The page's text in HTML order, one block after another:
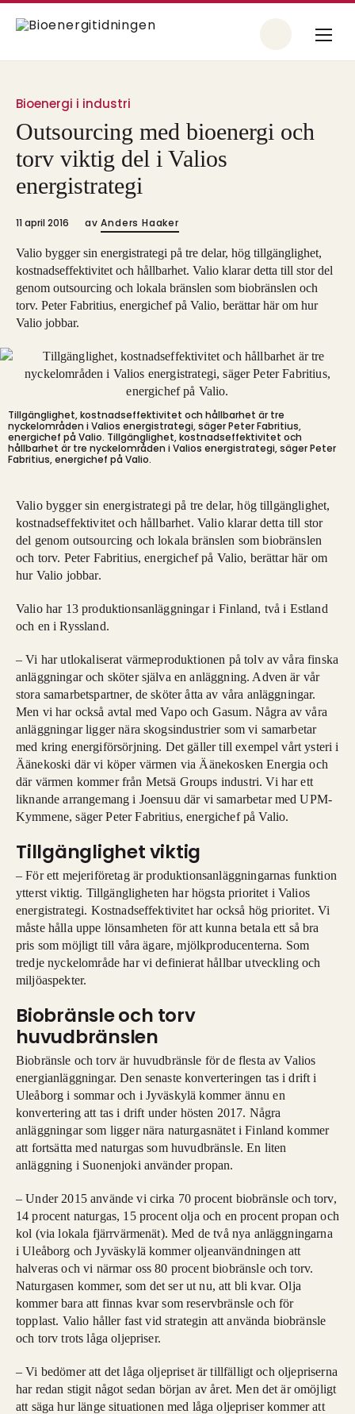
Bioenergi i industri
Outsourcing med bioenergi och
torv viktig del i Valios
energistrategi
11 april 2016 av Anders Haaker
Valio bygger sin energistrategi på tre delar, hög tillgänglighet,
kostnadseffektivitet och hållbarhet. Valio klarar detta till stor del
genom outsourcing och lokala bränslen som biobränslen och
torv. Peter Fabritius, energichef på Valio, berättar här om hur
Valio jobbar.
Tillgänglighet, kostnadseffektivitet och hållbarhet är tre
nyckelområden i Valios energistrategi, säger Peter Fabritius,
energichef på Valio. Tillgänglighet, kostnadseffektivitet och
hållbarhet är tre nyckelområden i Valios energistrategi, säger Peter
Fabritius, energichef på Valio.
Valio bygger sin energistrategi på tre delar, hög tillgänglighet,
kostnadseffektivitet och hållbarhet. Valio klarar detta till stor
del genom outsourcing och lokala bränslen som biobränslen
och torv. Peter Fabritius, energichef på Valio, berättar här om
hur Valio jobbar.
Valio har 13 produktionsanläggningar i Finland, två i Estland
och en i Ryssland.
– Vi har utlokaliserat värmeproduktionen på tolv av våra finska
anläggningar och sköter själva en anläggning. Adven är vår
stora samarbetspartner, de sköter åtta av våra anläggningar.
Men vi har också avtal med Vapo och Gasum. Några av våra
anläggningar ligger nära skogsindustrier som vi samarbetar
med kring energiförsörjning. Det gäller till exempel vårt ysteri i
Äänekoski där vi köper värmen via Äänekosken Energia och
där värmen kommer från Metsä Groups industri. Vi har ett
liknande arrangemang i Joensuu där vi samarbetar med UPM-
Kymmene, säger Peter Fabritius, energichef på Valio.
Tillgänglighet viktig
– För ett mejeriföretag är produktionsanläggningarnas funktion
ytterst viktig. Tillgängligheten har högsta prioritet i Valios
energistrategi. Kostnadseffektivitet har också hög prioritet. Vi
måste hålla uppe lönsamheten för att kunna betala ett så bra
pris som möjligt till våra ägare, mjölkproducenterna. Som
tredje nyckelområde har vi definierat hållbar utveckling och
miljöaspekter.
Biobränsle och torv
huvudbränslen
Biobränsle och torv är huvudbränsle för de flesta av Valios
energianläggningar. Den senaste konverteringen tas i drift i
Uleåborg i sommar och i Jyväskylä kommer ännu en
konvertering att tas i drift under hösten 2017. Några
anläggningar som ligger nära naturgasnätet i Finland kommer
att fortsätta med naturgas som huvudbränsle. En liten
anläggning i Suonenjoki använder propan.
– Under 2015 använde vi cirka 70 procent biobränsle och torv,
14 procent naturgas, 15 procent olja och en procent propan och
kol (via lokala fjärrvärmenät). Med de två nya anläggningarna
i Uleåborg och Jyväskylä kommer oljeanvändningen att
halveras och vi närmar oss 80 procent biobränsle och torv.
Naturgasen kommer, som det ser ut nu, att bli kvar. Olja
kommer bara att finnas kvar som reservbränsle och för
topplast. Valio håller fast vid strategin att använda biobränsle
och torv trots låga oljepriser.
– Vi bedömer att det låga oljepriset är tillfälligt och oljepriserna
har redan stigit något sedan början av året. Men det är omöjligt
att säga hur länge situationen med låga oljepriser kommer att